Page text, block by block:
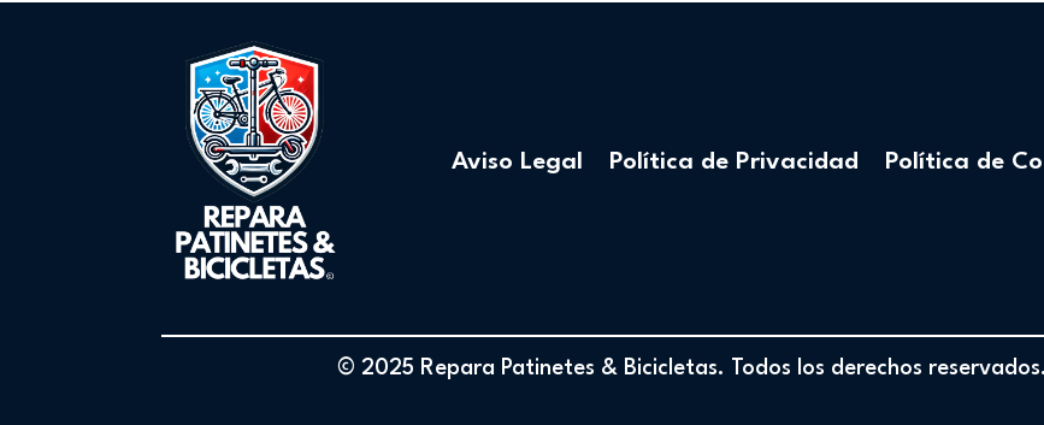
Aviso Legal Política de Privacidad Política de
© 2025 Repara Patinetes & Bicicletas. Todos los derechos